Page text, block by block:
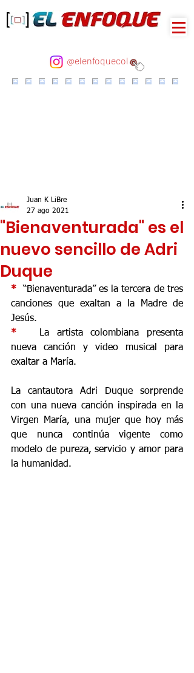
@elenfoquecol
"Bienaventurada" es el
nuevo sencillo de Adri
Duque
Juan K LiBre
27 ago 2021
* “Bienaventurada” es la tercera de tres
canciones que exaltan a la Madre de
Jesús.
*
La artista colombiana presenta
nueva canción y video musical para
exaltar a María.
La cantautora Adri Duque sorprende
con una nueva canción inspirada en la
Virgen María, una mujer que hoy más
que nunca continúa vigente como
modelo de pureza, servicio y amor para
la humanidad.